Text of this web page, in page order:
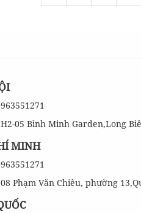
05 Bình Minh Garden,Long
MINH
Phạm Văn Chiêu, phường